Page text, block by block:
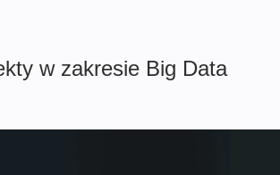
w zakresie Big Data